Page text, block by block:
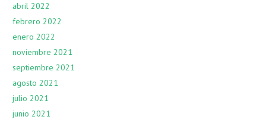
abril 2022
febrero 2022
enero 2022
noviembre 2021
septiembre 2021
agosto 2021
julio 2021
junio 2021